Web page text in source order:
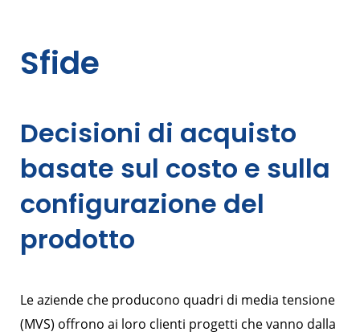
Sfide
Decisioni di acquisto
basate sul costo e sulla
configurazione del
prodotto
Le aziende che producono quadri di media tensione
(MVS) offrono ai loro clienti progetti che vanno dalla